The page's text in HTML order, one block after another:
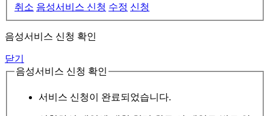
취소 음성서비스 신청 수정 신청
음성서비스 신청 확인
닫기
음성서비스 신청 확인
서비스 신청이 완료되었습니다.